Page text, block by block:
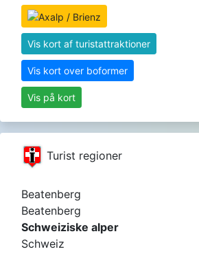
Vis kort af turistattraktioner
Vis kort over boformer
Vis på kort
Turist regioner
Beatenberg
Beatenberg
Schweiziske alper
Schweiz